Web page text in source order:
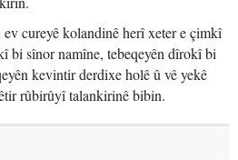
cureyê kolandinê herî xeter e çimkî
bi sînor namîne, tebeqeyên dîrokî bi
kevintir derdixe holê û vê yekê
rûbirûyî talankirinê bibin.